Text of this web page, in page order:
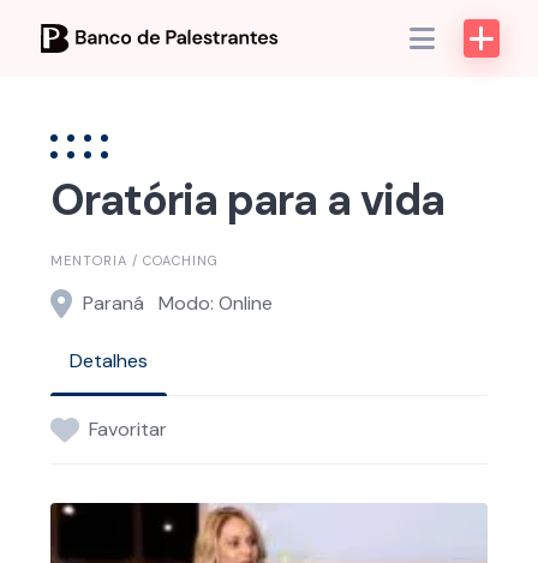
Oratória para a vida
MENTORIA / COACHING
Paraná Modo: Online
Detalhes
Favoritar